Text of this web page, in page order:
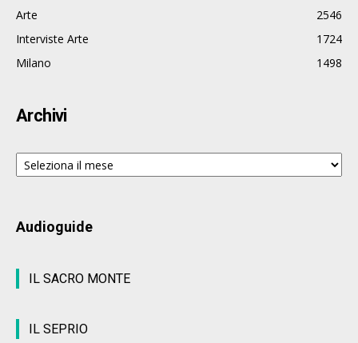
Arte
2546
Interviste Arte
1724
Milano
1498
Archivi
Archivi
Audioguide
IL SACRO MONTE
IL SEPRIO